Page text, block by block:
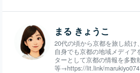
まる きょうこ
20代の頃から京都を旅し続け
自身でも京都の地域メディア
ターとして京都の情報を多数
等→https://lit.link/marukiyo074